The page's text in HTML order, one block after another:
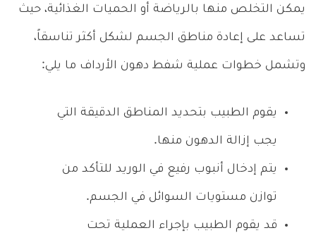
يمكن التخلص منها بالرياضة أو الحميات الغذائية، حيث
تساعد على إعادة مناطق الجسم لشكل أكثر تناسقاً،
وتشمل خطوات عملية شفط دهون الأرداف ما يلي:
يقوم الطبيب بتحديد المناطق الدقيقة التي
يجب إزالة الدهون منها.
يتم إدخال أنبوب رفيع في الوريد للتأكد من
توازن مستويات السوائل في الجسم.
قد يقوم الطبيب بإجراء العملية تحت